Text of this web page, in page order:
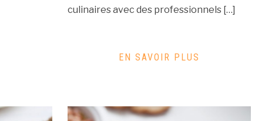
culinaires avec des professionnels […]
EN SAVOIR PLUS